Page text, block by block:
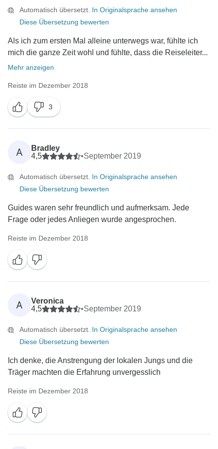
Automatisch übersetzt. In Originalsprache ansehen
Diese Übersetzung bewerten
Als ich zum ersten Mal alleine unterwegs war, fühlte ich
mich die ganze Zeit wohl und fühlte, dass die Reiseleiter...
Mehr anzeigen
Reiste im Dezember 2018
3
A
Bradley
4,5
•September 2019
Automatisch übersetzt. In Originalsprache ansehen
Diese Übersetzung bewerten
Guides waren sehr freundlich und aufmerksam. Jede
Frage oder jedes Anliegen wurde angesprochen.
Reiste im Dezember 2018
A
Veronica
4,5
•September 2019
Automatisch übersetzt. In Originalsprache ansehen
Diese Übersetzung bewerten
Ich denke, die Anstrengung der lokalen Jungs und die
Träger machten die Erfahrung unvergesslich
Reiste im Dezember 2018